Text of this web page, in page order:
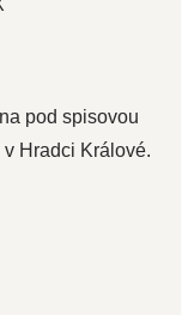
pod spisovou
Hradci Králové.